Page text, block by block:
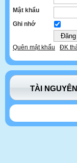
Mật khẩu
Ghi nhớ
Quên mật khẩu ĐK
TÀI NGUYÊN